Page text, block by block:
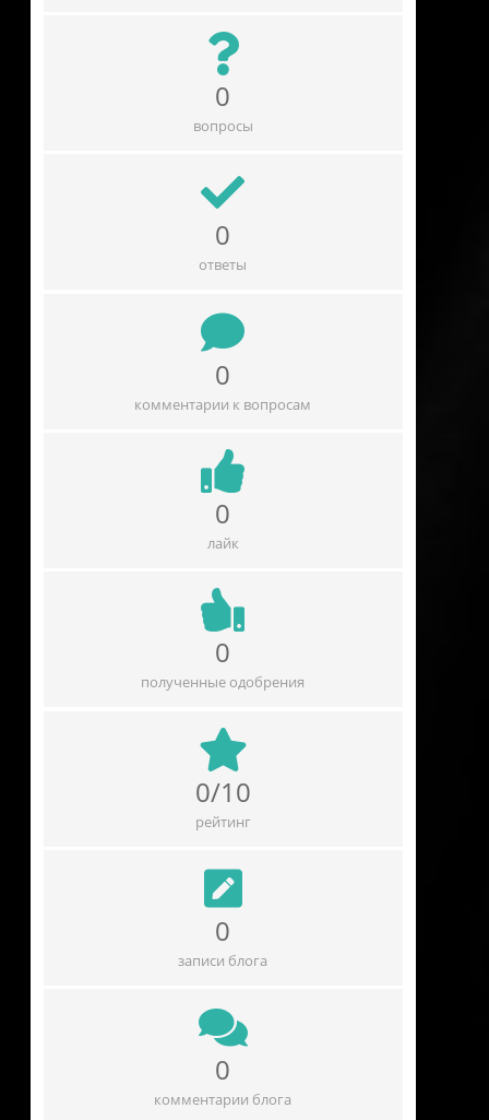
0
вопросы
0
ответы
0
комментарии к вопросам
0
лайк
0
полученные одобрения
0/10
рейтинг
0
записи блога
0
комментарии блога